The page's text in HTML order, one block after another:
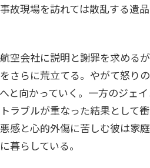
故現場を訪れては散乱する遺
空会社に説明と謝罪を求める
さらに荒立てる。やがて怒り
と向かっていく。一方のジェ
ラブルが重なった結果として
感と心的外傷に苦しむ彼は家
暮らしている。